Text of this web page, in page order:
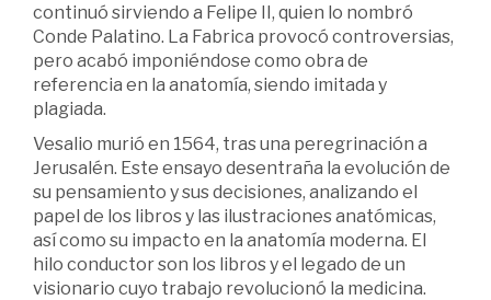
continuó sirviendo a Felipe II, quien lo nombró
Conde Palatino. La Fabrica provocó controversias,
pero acabó imponiéndose como obra de
referencia en la anatomía, siendo imitada y
plagiada.
Vesalio murió en 1564, tras una peregrinación a
Jerusalén. Este ensayo desentraña la evolución de
su pensamiento y sus decisiones, analizando el
papel de los libros y las ilustraciones anatómicas,
así como su impacto en la anatomía moderna. El
hilo conductor son los libros y el legado de un
visionario cuyo trabajo revolucionó la medicina.